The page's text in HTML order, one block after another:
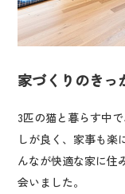
家づくりのきっ
3匹の猫と暮らす中
しが良く、家事も楽
んなが快適な家に住
会いました。